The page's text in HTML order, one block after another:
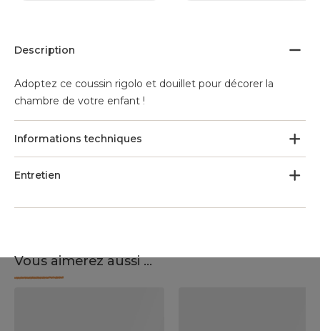
Description
Adoptez ce coussin rigolo et douillet pour décorer la
chambre de votre enfant !
Informations techniques
Entretien
Vous aimerez aussi ...